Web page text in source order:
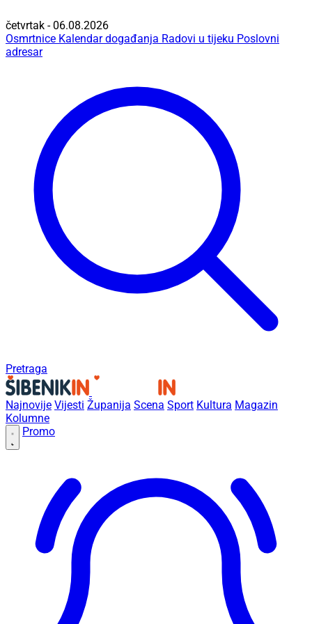
četvrtak - 06.08.2026
Osmrtnice Kalendar događanja Radovi u tijeku Poslovni
adresar
Pretraga
Najnovije Vijesti Županija Scena Sport Kultura Magazin
Kolumne
Promo